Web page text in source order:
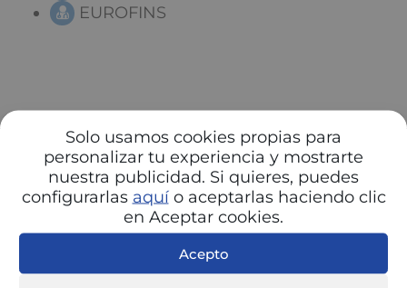
Solo usamos cookies propias para
personalizar tu experiencia y mostrarte
nuestra publicidad. Si quieres, puedes
configurarlas aquío aceptarlas haciendo clic
en Aceptar cookies.
Acepto
EUROFINS